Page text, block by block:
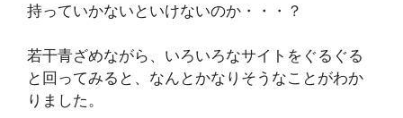
持っていかないといけないのか・・・？
若干青ざめながら、いろいろなサイトをぐるぐる
と回ってみると、なんとかなりそうなことがわか
りました。